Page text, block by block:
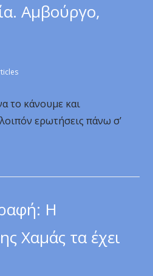
Αμβούργο,
το κάνουμε και
ερωτήσεις πάνω σ’
Η
Χαμάς τα έχει